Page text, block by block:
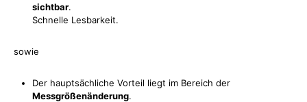
sichtbar.
Schnelle Lesbarkeit.
sowie
Der hauptsächliche Vorteil liegt im Bereich der
Messgrößenänderung.